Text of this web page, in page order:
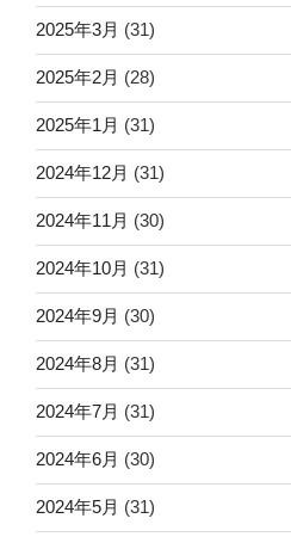
2025年3月 (31)
2025年2月 (28)
2025年1月 (31)
2024年12月 (31)
2024年11月 (30)
2024年10月 (31)
2024年9月 (30)
2024年8月 (31)
2024年7月 (31)
2024年6月 (30)
2024年5月 (31)